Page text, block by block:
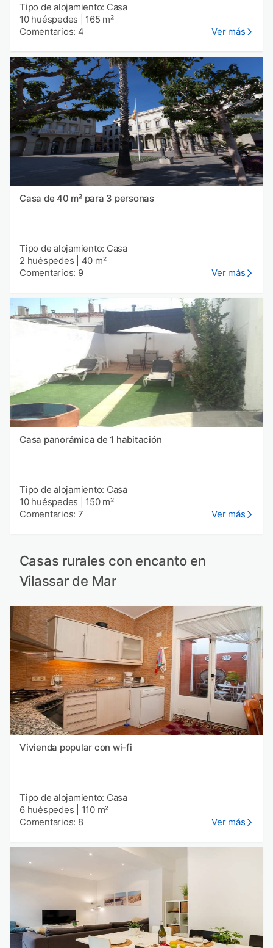
Tipo de alojamiento: Casa
10 huéspedes
165 m²
Comentarios: 4
Ver más
Casa de 40 m² para 3 personas
Tipo de alojamiento: Casa
2 huéspedes
40 m²
Comentarios: 9
Ver más
Casa panorámica de 1 habitación
Tipo de alojamiento: Casa
10 huéspedes
150 m²
Comentarios: 7
Ver más
Casas rurales con encanto en
Vilassar de Mar
Vivienda popular con wi-fi
Tipo de alojamiento: Casa
6 huéspedes
110 m²
Comentarios: 8
Ver más